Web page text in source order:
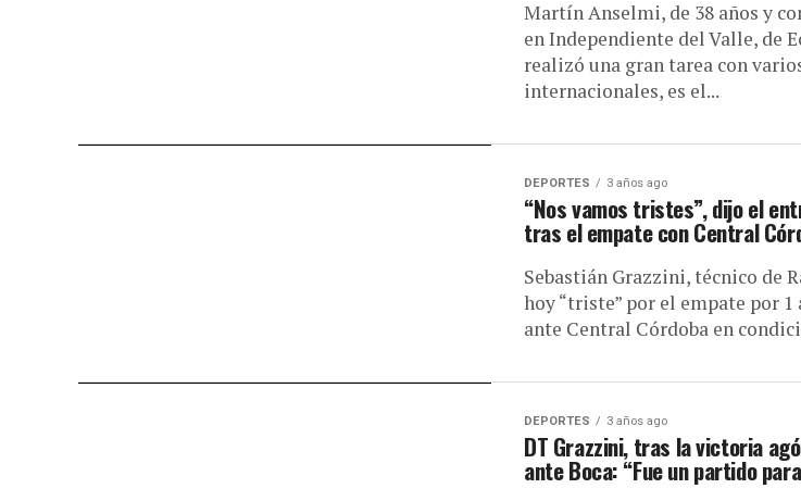
Martín Anselmi, de 38 años y
en Independiente del Valle, de
realizó una gran tarea con
internacionales, es el...
DEPORTES 3 años ago
“Nos vamos tristes”, dijo el
tras el empate con Central
Sebastián Grazzini, técnico de
hoy “triste” por el empate por 1
ante Central Córdoba en
DEPORTES 3 años ago
DT Grazzini, tras la victoria
ante Boca: “Fue un partido